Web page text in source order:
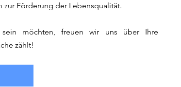
Förderung der Lebensqualität.
sein möchten, freuen wir uns über Ihre
zählt!